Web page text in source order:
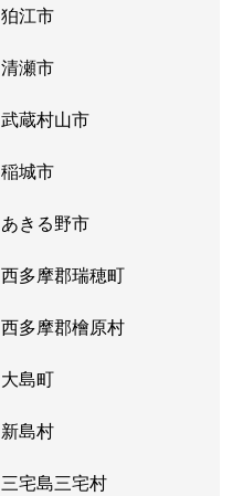
狛江市
清瀬市
武蔵村山市
稲城市
あきる野市
西多摩郡瑞穂町
西多摩郡檜原村
大島町
新島村
三宅島三宅村